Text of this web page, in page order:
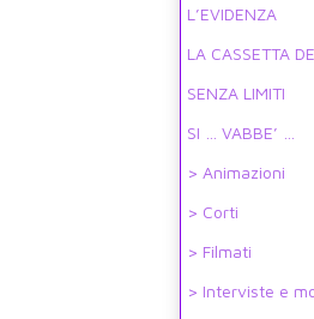
L’EVIDENZA
LA CASSETTA
SENZA LIMITI
SI … VABBE’ …
> Animazioni
> Corti
> Filmati
> Interviste e